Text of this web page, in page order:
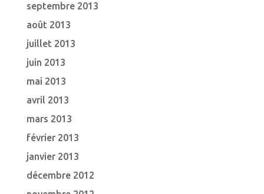
septembre 2013
août 2013
juillet 2013
juin 2013
mai 2013
avril 2013
mars 2013
février 2013
janvier 2013
décembre 2012